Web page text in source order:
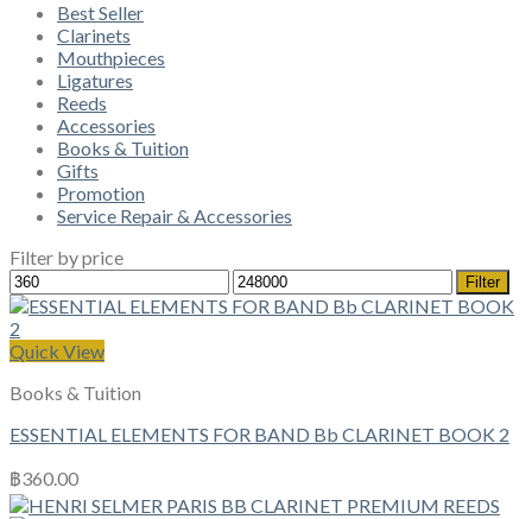
Best Seller
Clarinets
Mouthpieces
Ligatures
Reeds
Accessories
Books & Tuition
Gifts
Promotion
Service Repair & Accessories
Filter by price
Min
price
Max
price
Filter
Quick View
Books & Tuition
ESSENTIAL ELEMENTS FOR BAND Bb CLARINET BOOK 2
฿360.00